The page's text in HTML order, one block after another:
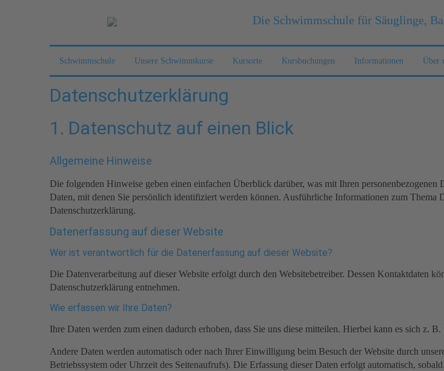
Die Schwimmschule für Säuglinge,
Schwimmschule Unsere Schwimmkurse Kursorte Kursbuchungen Informationen Über
Datenschutzerklärung
1. Datenschutz auf einen Blick
Allgemeine Hinweise
Die folgenden Hinweise geben einen einfachen Überblick darüber, was mit Ihren personenbezogenen
Daten, mit denen Sie persönlich identifiziert werden können. Ausführliche Informationen zum Thema
Datenschutzerklärung.
Datenerfassung auf dieser Website
Wer ist verantwortlich für die Datenerfassung auf dieser Website?
Die Datenverarbeitung auf dieser Website erfolgt durch den Websitebetreiber. Dessen Kontaktdaten
Datenschutzerklärung entnehmen.
Wie erfassen wir Ihre Daten?
Ihre Daten werden zum einen dadurch erhoben, dass Sie uns diese mitteilen. Hierbei kann es sich z.
Andere Daten werden automatisch oder nach Ihrer Einwilligung beim Besuch der Website durch
Betriebssystem oder Uhrzeit des Seitenaufrufs). Die Erfassung dieser Daten erfolgt automatisch,